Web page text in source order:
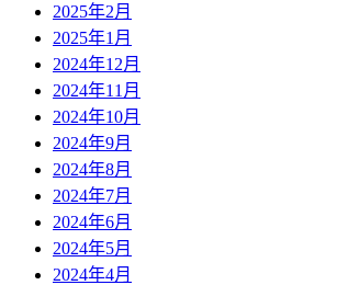
2025年2月
2025年1月
2024年12月
2024年11月
2024年10月
2024年9月
2024年8月
2024年7月
2024年6月
2024年5月
2024年4月